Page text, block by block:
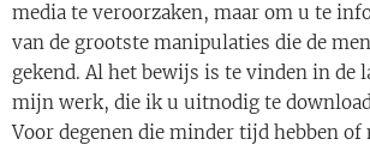
media te veroorzaken, maar om u te
van de grootste manipulaties die de
gekend. Al het bewijs is te vinden in de
mijn werk, die ik u uitnodig te
Voor degenen die minder tijd hebben of